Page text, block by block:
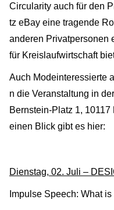
Circularity auch für den
tz eBay eine tragende
anderen Privatpersonen
für Kreislaufwirtschaft
Auch Modeinteressierte
n die Veranstaltung in
Bernstein-Platz 1,
einen Blick gibt es hier:
Dienstag, 02. Juli –
Impulse Speech: What